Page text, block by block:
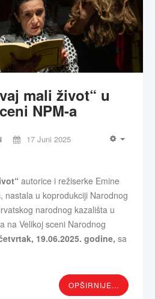
mali život“ u
NPM-a
17 Juni 2025
autorice i režiserke Emine
nastala u koprodukciji Narodnog
narodnog kazališta u
na Velikoj sceni Narodnog
, 19.06.2025. godine, sa
OPŠIRNIJE...